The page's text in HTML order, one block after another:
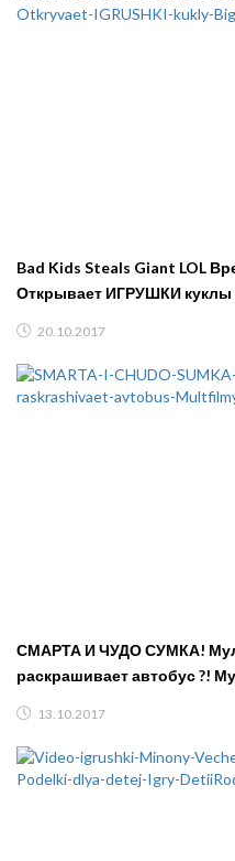
Bad Kids Steals Giant LOL
Открывает ИГРУШКИ куклы
20.10.2017
СМАРТА И ЧУДО СУМКА!
раскрашивает автобус ?!
13.10.2017